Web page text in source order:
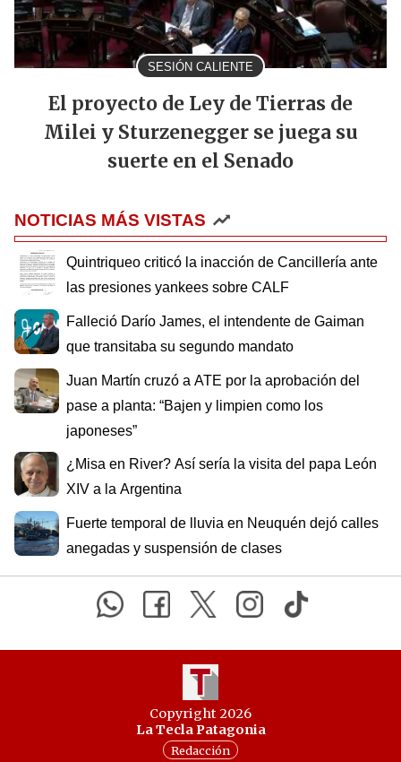
SESIÓN CALIENTE
El proyecto de Ley de Tierras de
Milei y Sturzenegger se juega su
suerte en el Senado
NOTICIAS MÁS VISTAS
Quintriqueo criticó la inacción de Cancillería ante
las presiones yankees sobre CALF
Falleció Darío James, el intendente de Gaiman
que transitaba su segundo mandato
Juan Martín cruzó a ATE por la aprobación del
pase a planta: “Bajen y limpien como los
japoneses”
¿Misa en River? Así sería la visita del papa León
XIV a la Argentina
Fuerte temporal de lluvia en Neuquén dejó calles
anegadas y suspensión de clases
Copyright 2026
La Tecla Patagonia
Redacción